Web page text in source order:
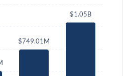
$749.01M
$1.05B